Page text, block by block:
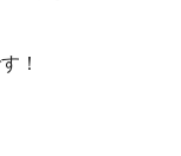
！